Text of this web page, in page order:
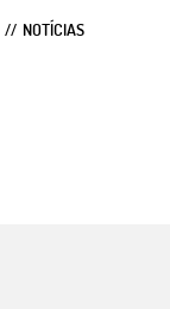
NOTÍCIAS